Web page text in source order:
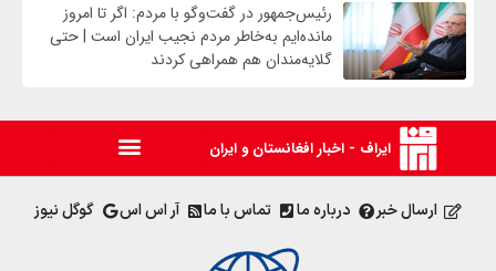
رئیس‌جمهور در گفت‌وگو با مردم: اگر تا امروز
مانده‌ایم به‌خاطر مردم نجیب ایران است | حتی
گلایه‌مندان هم همراهی کردند
ایراف - اخبار افغانستان و ایران
ارسال خبر درباره ما تماس با ما آر اس اس گوگل نیوز